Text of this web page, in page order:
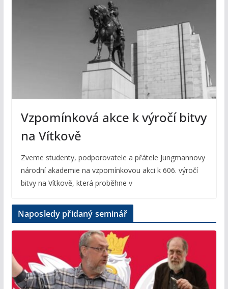
Vzpomínková akce k výročí bitvy
na Vítkově
Zveme studenty, podporovatele a přátele Jungmannovy
národní akademie na vzpomínkovou akci k 606. výročí
bitvy na Vítkově, která proběhne v
Naposledy přidaný seminář